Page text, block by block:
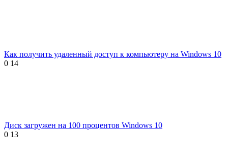
Как получить удаленный доступ к компьютеру на Windows 10
0 14
Диск загружен на 100 процентов Windows 10
0 13